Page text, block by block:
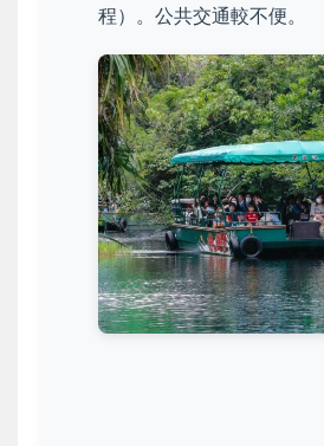
程）。公共交通較不便。